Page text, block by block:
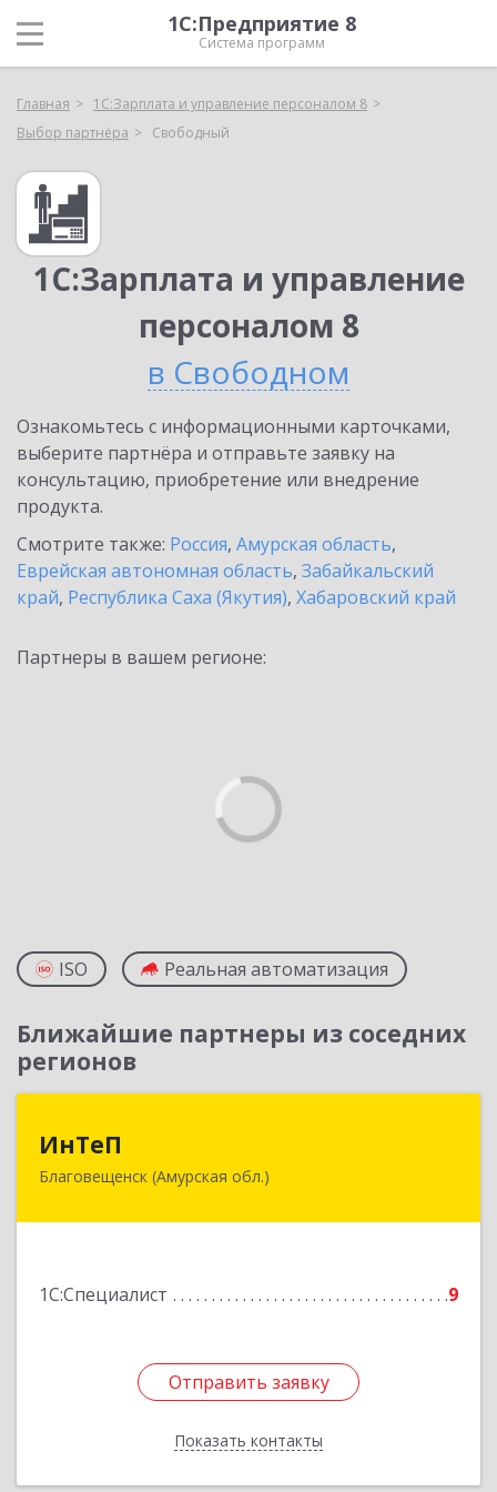
1С:Предприятие 8
Система программ
Главная
1С:Зарплата и управление персоналом 8
Выбор партнёра
Свободный
1С:Зарплата и управление
персоналом 8
в Свободном
Ознакомьтесь с информационными карточками,
выберите партнёра и отправьте заявку на
консультацию, приобретение или внедрение
продукта.
Смотрите также: Россия, Амурская область,
Еврейская автономная область, Забайкальский
край, Республика Саха (Якутия), Хабаровский край
Партнеры в вашем регионе:
ISO Реальная автоматизация
Ближайшие партнеры из соседних
регионов
ИнТеП
Благовещенск (Амурская обл.)
1С:Специалист 9
Отправить заявку
Показать контакты
675000, Амурская обл, Благовещенск г,
Отправить заявку
Назад